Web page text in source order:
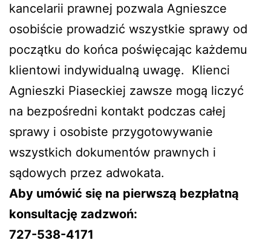
kancelarii prawnej pozwala Agnieszce
osobiście prowadzić wszystkie sprawy od
początku do końca poświęcając każdemu
klientowi indywidualną uwagę. Klienci
Agnieszki Piaseckiej zawsze mogą liczyć
na bezpośredni kontakt podczas całej
sprawy i osobiste przygotowywanie
wszystkich dokumentów prawnych i
sądowych przez adwokata.
Aby umówić się na pierwszą bezpłatną
konsultację zadzwoń:
727-538-4171